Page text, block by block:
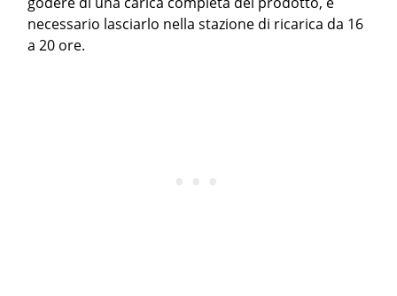
necessario lasciarlo nella stazione di ricarica da 16
a 20 ore.